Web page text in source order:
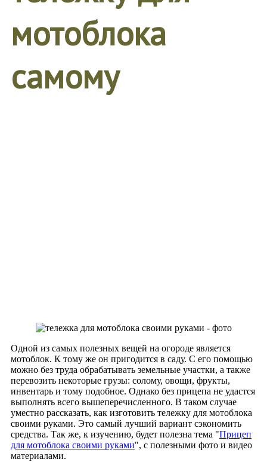
мотоблока
самому
Одной из самых полезных вещей на огороде является
мотоблок. К тому же он пригодится в саду. С его помощью
можно без труда обрабатывать земельные участки, а также
перевозить некоторые грузы: солому, овощи, фрукты,
инвентарь и тому подобное. Однако без прицепа не удастся
выполнять всего вышеперечисленного. В таком случае
уместно рассказать, как изготовить тележку для мотоблока
своими руками. Это самый лучший вариант сэкономить
средства. Так же, к изучению, будет полезна тема "Прицеп
для мотоблока своими руками", с полезными фото и видео
материалами.